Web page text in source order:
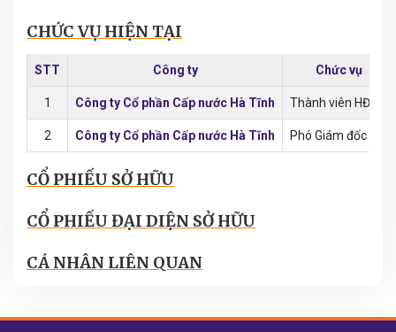
CHỨC VỤ HIỆN TẠI
STT Công ty Chức vụ
1 Công ty Cổ phần Cấp nước Hà Tĩnh Thành viên HĐQT
2 Công ty Cổ phần Cấp nước Hà Tĩnh Phó Giám đốc
CỔ PHIẾU SỞ HỮU
CỔ PHIẾU ĐẠI DIỆN SỞ HỮU
CÁ NHÂN LIÊN QUAN